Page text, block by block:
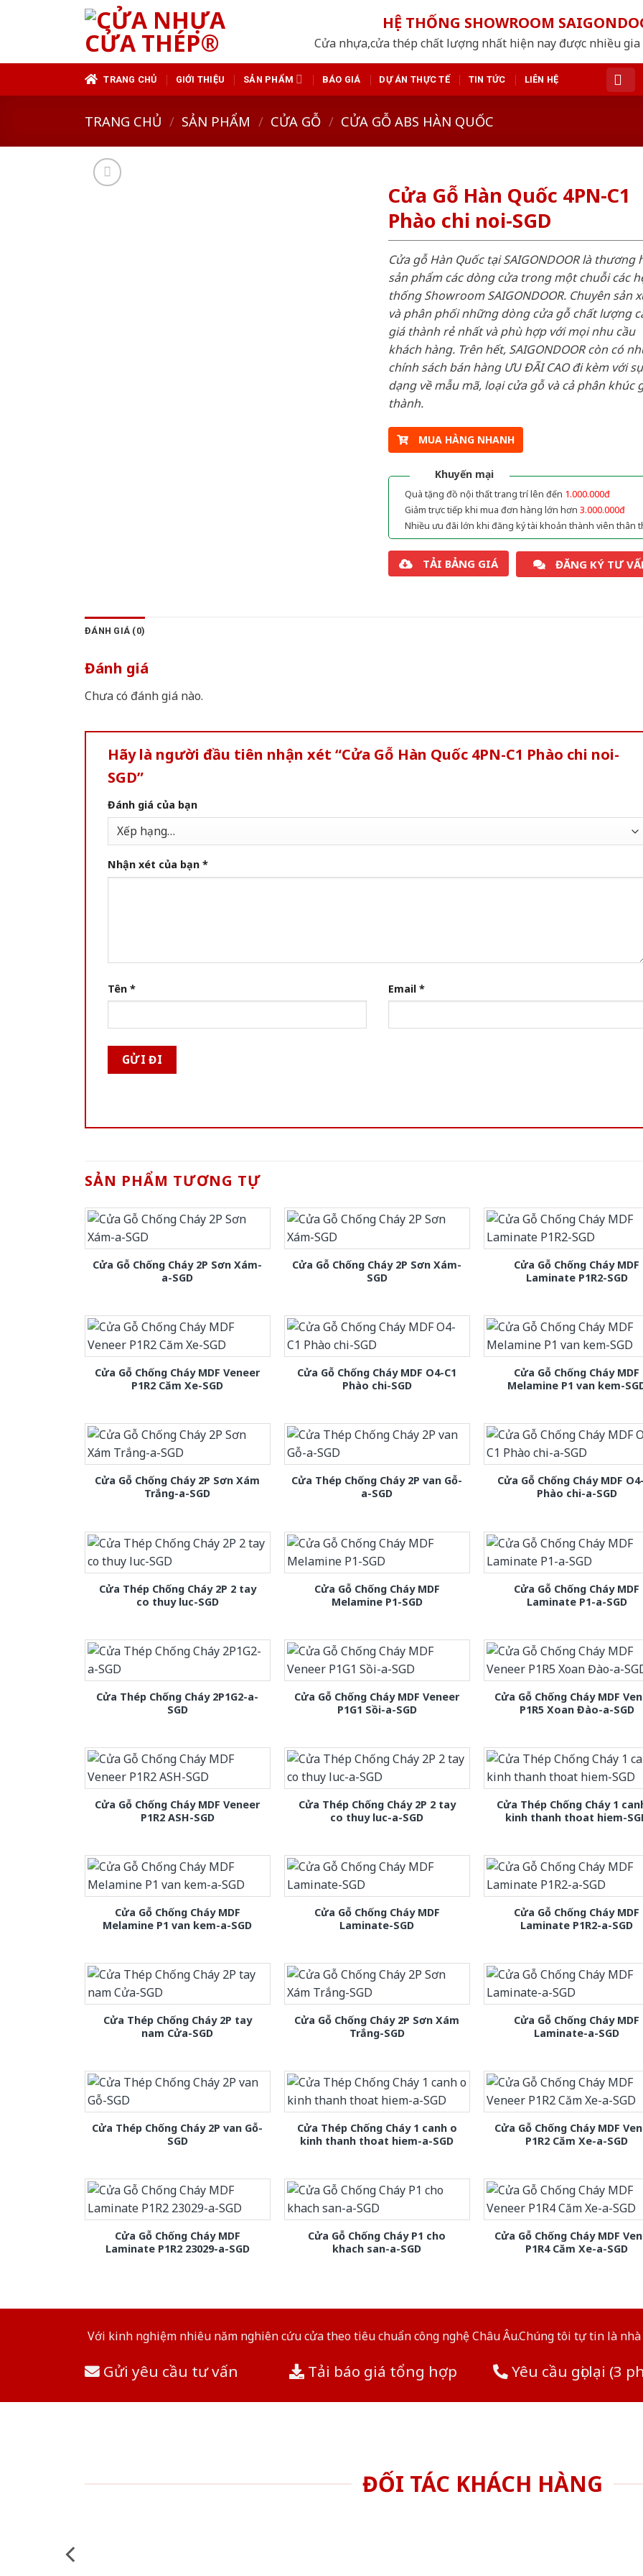
HỆ THỐNG SHOWROOM
Cửa nhựa,cửa thép chất lượng nhất hiện nay được nhiều
TRANG CHỦ GIỚI THIỆU SẢN PHẨM BÁO GIÁ DỰ ÁN THỰC TẾ TIN TỨC LIÊN HỆ
TRANG CHỦ / SẢN PHẨM / CỬA GỖ / CỬA GỖ ABS HÀN QUỐC
Cửa Gỗ Hàn Quốc 4PN-C1
Phào chi noi-SGD
Cửa gỗ Hàn Quốc tại SAIGONDOOR là thương
sản phẩm các dòng cửa trong một chuỗi các
thống Showroom SAIGONDOOR. Chuyên sản
và phân phối những dòng cửa gỗ chất lượng
giá thành rẻ nhất và phù hợp với mọi nhu cầu
khách hàng. Trên hết, SAIGONDOOR còn có
chính sách bán hàng ƯU ĐÃI CAO đi kèm với
dạng về mẫu mã, loại cửa gỗ và cả phân khúc
thành.
MUA HÀNG NHANH
Khuyến mại
Quà tặng đồ nội thất trang trí lên đến 1.000.000đ
Giảm trực tiếp khi mua đơn hàng lớn hơn 3.000.000đ
Nhiều ưu đãi lớn khi đăng ký tài khoản thành viên thân
TẢI BẢNG GIÁ ĐĂNG KÝ TƯ
ĐÁNH GIÁ (0)
Đánh giá
Chưa có đánh giá nào.
Hãy là người đầu tiên nhận xét “Cửa Gỗ Hàn Quốc 4PN-C1 Phào chi noi-
SGD”
Đánh giá của bạn
Nhận xét của bạn *
Tên * Email *
SẢN PHẨM TƯƠNG TỰ
Cửa Gỗ Chống Cháy 2P Sơn Xám-
a-SGD
Cửa Gỗ Chống Cháy 2P Sơn Xám-
SGD
Cửa Gỗ Chống Cháy MDF
Laminate P1R2-SGD
Cửa Gỗ Chống Cháy MDF Veneer
P1R2 Căm Xe-SGD
Cửa Gỗ Chống Cháy MDF O4-C1
Phào chi-SGD
Cửa Gỗ Chống Cháy MDF
Melamine P1 van kem-
Cửa Gỗ Chống Cháy 2P Sơn Xám
Trắng-a-SGD
Cửa Thép Chống Cháy 2P van Gỗ-
a-SGD
Cửa Gỗ Chống Cháy MDF
Phào chi-a-SGD
Cửa Thép Chống Cháy 2P 2 tay
co thuy luc-SGD
Cửa Gỗ Chống Cháy MDF
Melamine P1-SGD
Cửa Gỗ Chống Cháy MDF
Laminate P1-a-SGD
Cửa Thép Chống Cháy 2P1G2-a-
SGD
Cửa Gỗ Chống Cháy MDF Veneer
P1G1 Sồi-a-SGD
Cửa Gỗ Chống Cháy MDF
P1R5 Xoan Đào-a-SGD
Cửa Gỗ Chống Cháy MDF Veneer
P1R2 ASH-SGD
Cửa Thép Chống Cháy 2P 2 tay
co thuy luc-a-SGD
Cửa Thép Chống Cháy 1
kinh thanh thoat hiem-
Cửa Gỗ Chống Cháy MDF
Melamine P1 van kem-a-SGD
Cửa Gỗ Chống Cháy MDF
Laminate-SGD
Cửa Gỗ Chống Cháy MDF
Laminate P1R2-a-SGD
Cửa Thép Chống Cháy 2P tay
nam Cửa-SGD
Cửa Gỗ Chống Cháy 2P Sơn Xám
Trắng-SGD
Cửa Gỗ Chống Cháy MDF
Laminate-a-SGD
Cửa Thép Chống Cháy 2P van Gỗ-
SGD
Cửa Thép Chống Cháy 1 canh o
kinh thanh thoat hiem-a-SGD
Cửa Gỗ Chống Cháy MDF
P1R2 Căm Xe-a-SGD
Cửa Gỗ Chống Cháy MDF
Laminate P1R2 23029-a-SGD
Cửa Gỗ Chống Cháy P1 cho
khach san-a-SGD
Cửa Gỗ Chống Cháy MDF
P1R4 Căm Xe-a-SGD
Với kinh nghiệm nhiêu năm nghiên cứu cửa theo tiêu chuẩn công nghệ Châu Âu.Chúng tôi tự tin là
Gửi yêu cầu tư vấn Tải báo giá tổng hợp Yêu cầu gọi lại (3
ĐỐI TÁC KHÁCH HÀNG